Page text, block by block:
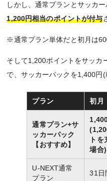
しかし、通常プランとサッカ
1,200円相当のポイントが付与
※通常プラン単体だと初月は
そして1,200ポイントをサッカ
で、サッカーパックを1,400円(
プラン 初月
通常プラン+サ
ッカーパック
【おすすめ】
トを
場合)
U-NEXT通常
プラン
31日